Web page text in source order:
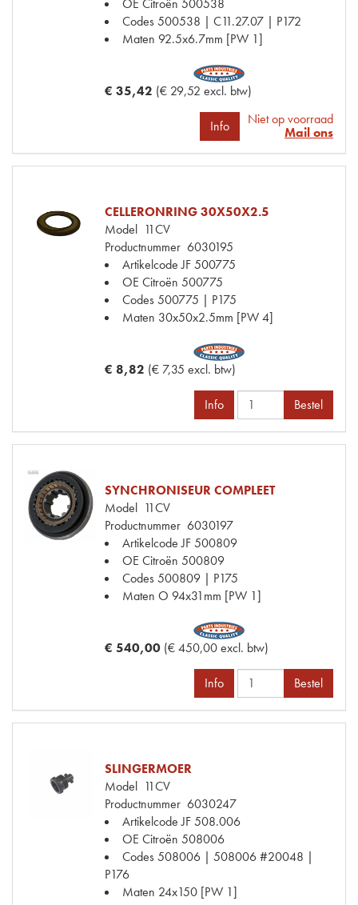
Codes500538 | C11.27.07 | P172
Maten 92.5x6.7mm [PW 1]
€ 35,42 (€ 29,52 excl. btw)
Info
Niet op voorraad
Mail ons
CELLERONRING 30X50X2.5
Model 11CV
Productnummer 6030195
Artikelcode JF500775
OE Citroën 500775
Codes500775 | P175
Maten 30x50x2.5mm [PW 4]
€ 8,82 (€ 7,35 excl. btw)
Info Bestel
SYNCHRONISEUR COMPLEET
Model 11CV
Productnummer 6030197
Artikelcode JF500809
OE Citroën 500809
Codes500809 | P175
Maten O 94x31mm [PW 1]
€ 540,00 (€ 450,00 excl. btw)
Info Bestel
SLINGERMOER
Model 11CV
Productnummer 6030247
Artikelcode JF508.006
OE Citroën 508006
Codes508006 | 508006 #20048 |
P176
Maten 24x150 [PW 1]